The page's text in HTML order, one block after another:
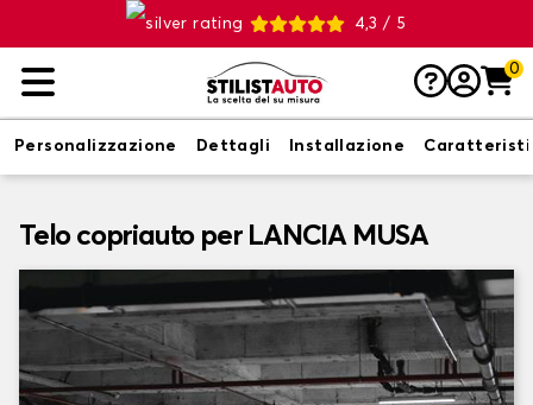
4,3 / 5
0
Personalizzazione Dettagli Installazione
Telo copriauto per LANCIA MUSA